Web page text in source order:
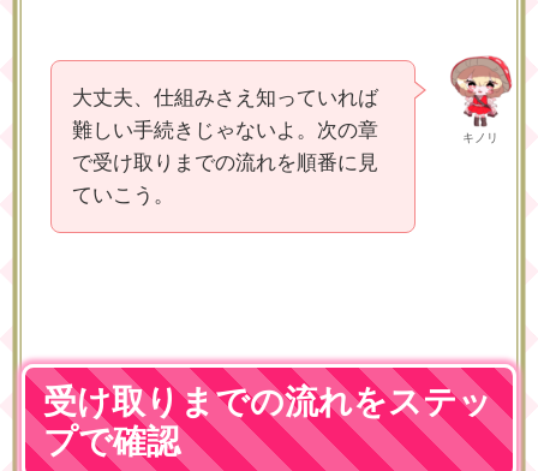
キノリ
大丈夫、仕組みさえ知っていれば
難しい手続きじゃないよ。次の章
で受け取りまでの流れを順番に見
ていこう。
受け取りまでの流れをステッ
プで確認